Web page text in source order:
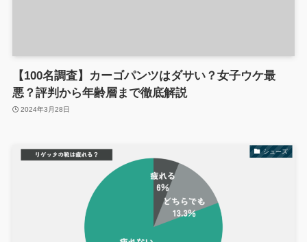
【100名調査】カーゴパンツはダサい？女子ウケ最
悪？評判から年齢層まで徹底解説
2024年3月28日
シューズ